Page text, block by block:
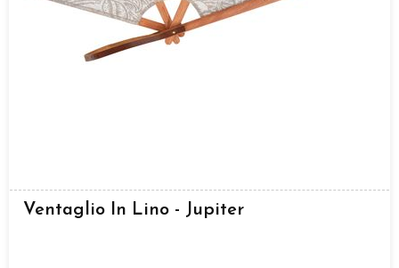
Ventaglio In Lino - Jupiter